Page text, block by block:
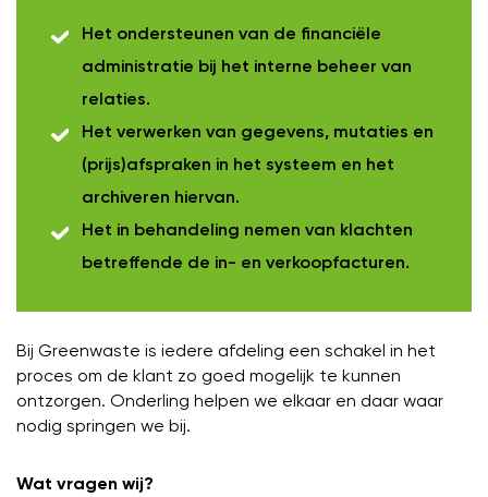
Het ondersteunen van de financiële
administratie bij het interne beheer van
relaties.
Het verwerken van gegevens, mutaties en
(prijs)afspraken in het systeem en het
archiveren hiervan.
Het in behandeling nemen van klachten
betreffende de in- en verkoopfacturen.
Bij Greenwaste is iedere afdeling een schakel in het
proces om de klant zo goed mogelijk te kunnen
ontzorgen. Onderling helpen we elkaar en daar waar
nodig springen we bij.
Wat vragen wij?